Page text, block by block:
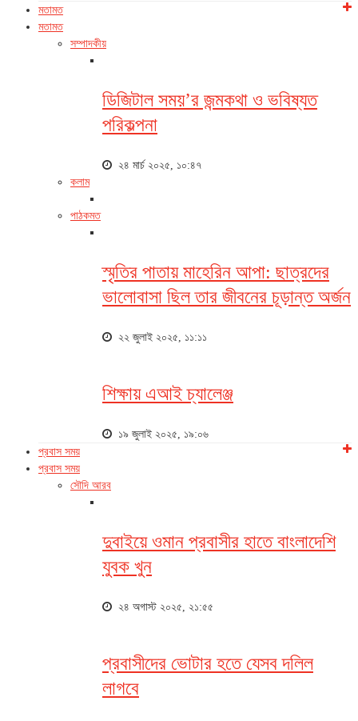
মতামত
মতামত
সম্পাদকীয়
ডিজিটাল সময়’র জন্মকথা ও ভবিষ্যত
পরিকল্পনা
২৪ মার্চ ২০২৫, ১০:৪৭
কলাম
পাঠকমত
স্মৃতির পাতায় মাহেরিন আপা: ছাত্রদের
ভালোবাসা ছিল তার জীবনের চূড়ান্ত অর্জন
২২ জুলাই ২০২৫, ১১:১১
শিক্ষায় এআই চ্যালেঞ্জ
১৯ জুলাই ২০২৫, ১৯:০৬
প্রবাস সময়
প্রবাস সময়
সৌদি আরব
দুবাইয়ে ওমান প্রবাসীর হাতে বাংলাদেশি
যুবক খুন
২৪ অগাস্ট ২০২৫, ২১:৫৫
প্রবাসীদের ভোটার হতে যেসব দলিল
লাগবে